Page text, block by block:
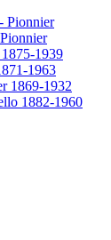
Pionnier
1939
1963
1869-1932
1882-1960